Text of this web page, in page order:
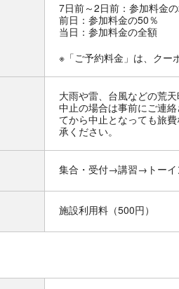
7日前～2日前：参加料金
前日：参加料金の50％
当日：参加料金の全額
※「ご予約料金」は、クー
大雨や雷、台風などの荒天
中止の場合は事前にご連
てから中止となっても旅
承ください。
集合・受付→講習→トーイ
施設利用料（500円）